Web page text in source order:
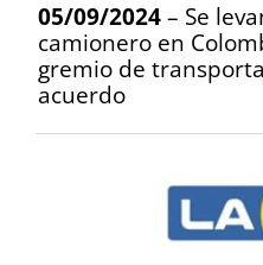
05/09/2024 – Se
camionero en
gremio de
acuerdo